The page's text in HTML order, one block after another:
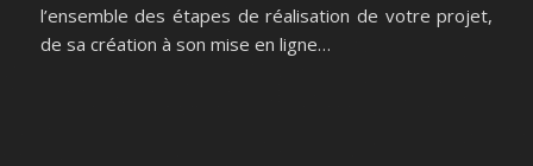
l’ensemble des étapes de réalisation de votre projet,
de sa création à son mise en ligne…